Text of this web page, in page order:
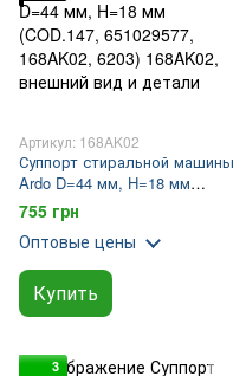
Артикул: 168AK02
Суппорт стиральной машины
Ardo D=44 мм, H=18 мм
(COD.147, 651029577,
168AK02, 6203)
755 грн
Оптовые цены
Купить
3